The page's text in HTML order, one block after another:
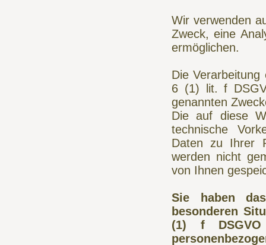
Wir verwenden
Zweck, eine
ermöglichen.
Die
6 (1) lit. f
genannten
Die auf diese
technische
Daten zu Ihrer
werden nicht
von Ihnen
Sie haben
besonderen
(1) f DSGVO